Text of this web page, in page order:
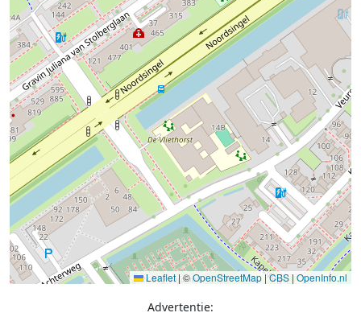
Leaflet|©OpenStreetMap|CBS | OpenInfo.nl
Advertentie: